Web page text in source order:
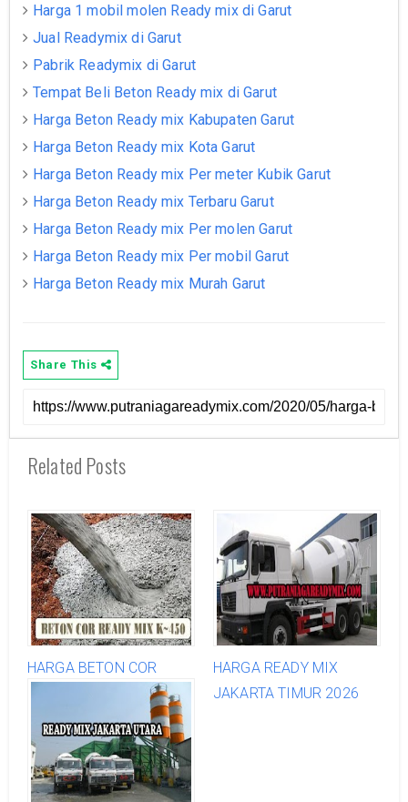
Harga 1 mobil molen Ready mix di Garut
Jual Readymix di Garut
Pabrik Readymix di Garut
Tempat Beli Beton Ready mix di Garut
Harga Beton Ready mix Kabupaten Garut
Harga Beton Ready mix Kota Garut
Harga Beton Ready mix Per meter Kubik Garut
Harga Beton Ready mix Terbaru Garut
Harga Beton Ready mix Per molen Garut
Harga Beton Ready mix Per mobil Garut
Harga Beton Ready mix Murah Garut
Share This
Related Posts
HARGA BETON COR
READY MIX K450 2026
HARGA READY MIX
JAKARTA TIMUR 2026